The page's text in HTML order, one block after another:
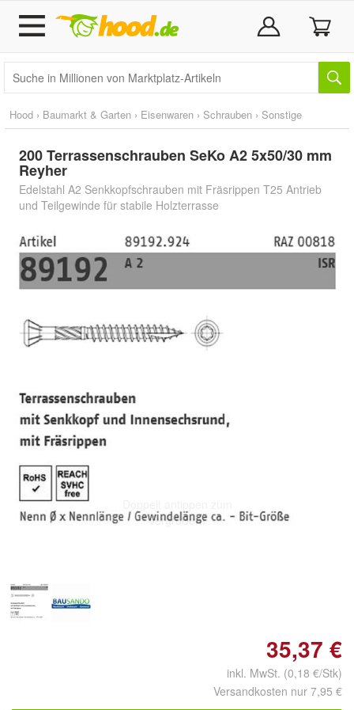
Hood › Baumarkt & Garten › Eisenwaren › Schrauben › Sonstige
200 Terrassenschrauben SeKo A2 5x50/30 mm
Reyher
Edelstahl A2 Senkkopfschrauben mit Fräsrippen T25 Antrieb
und Teilgewinde für stabile Holzterrasse
vergrößern
35,37 €
inkl. MwSt. (0,18 €/Stk)
Versandkosten nur 7,95 €